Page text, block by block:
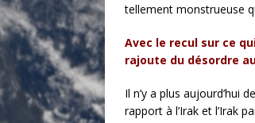
tellement monstrueuse
Avec le recul sur ce
rajoute du désordre
Il n’y a plus aujourd’hui
rapport à l’Irak et l’Irak